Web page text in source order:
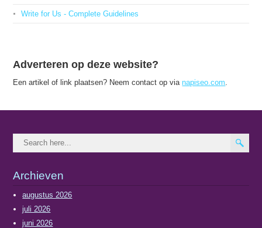
Write for Us - Complete Guidelines
Adverteren op deze website?
Een artikel of link plaatsen? Neem contact op vianapiseo.com
Archieven
augustus 2026
juli 2026
juni 2026